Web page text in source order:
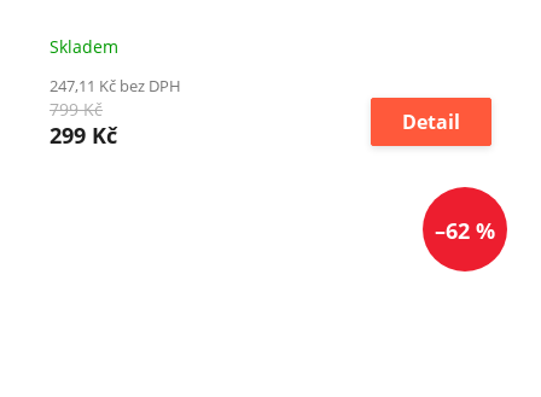
Skladem
247,11 Kč bez DPH
799 Kč
299 Kč Detail
–62 %